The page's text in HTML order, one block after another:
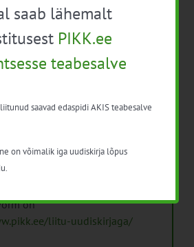
liitumine.
vastavalt
Isikuandmete
on
liitu-uudiskirjaga/
saab lähemalt
PIKK.ee
teabesalve
saavad edaspidi AKIS teabesalve
on võimalik iga uudiskirja lõpus